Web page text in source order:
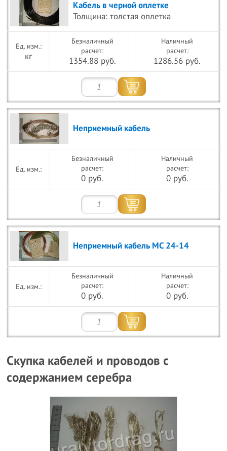
Кабель в черной оплетке
Толщина: толстая оплетка
кг
Безналичный
расчет:
1354.88 руб.
Наличный
расчет:
1286.56 руб.
Неприемный кабель
Безналичный
расчет:
0 руб.
Наличный
расчет:
0 руб.
Неприемный кабель МС 24-14
Безналичный
расчет:
0 руб.
Наличный
расчет:
0 руб.
Скупка кабелей и проводов с
содержанием серебра